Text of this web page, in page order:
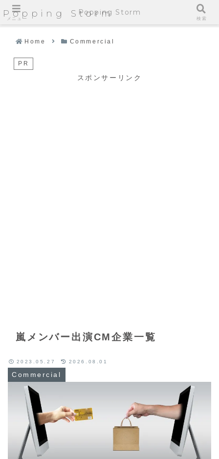
Popping Storm
Home Commercial
PR
スポンサーリンク
嵐メンバー出演CM企業一覧
Commercial
2023.05.27 2026.08.01
メニュー
Popping Storm
検索